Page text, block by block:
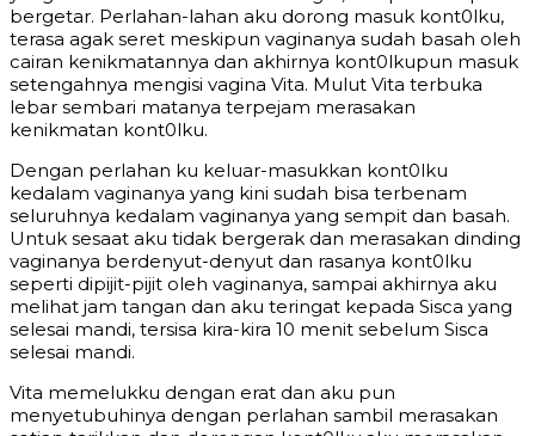
bergetar. Perlahan-lahan aku dorong masuk kont0lku,
terasa agak seret meskipun vaginanya sudah basah oleh
cairan kenikmatannya dan akhirnya kont0lkupun masuk
setengahnya mengisi vagina Vita. Mulut Vita terbuka
lebar sembari matanya terpejam merasakan
kenikmatan kont0lku.
Dengan perlahan ku keluar-masukkan kont0lku
kedalam vaginanya yang kini sudah bisa terbenam
seluruhnya kedalam vaginanya yang sempit dan basah.
Untuk sesaat aku tidak bergerak dan merasakan dinding
vaginanya berdenyut-denyut dan rasanya kont0lku
seperti dipijit-pijit oleh vaginanya, sampai akhirnya aku
melihat jam tangan dan aku teringat kepada Sisca yang
selesai mandi, tersisa kira-kira 10 menit sebelum Sisca
selesai mandi.
Vita memelukku dengan erat dan aku pun
menyetubuhinya dengan perlahan sambil merasakan